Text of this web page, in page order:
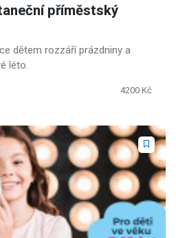
příměstský
dětem rozzáří prázdniny a
léto.
4200 Kč